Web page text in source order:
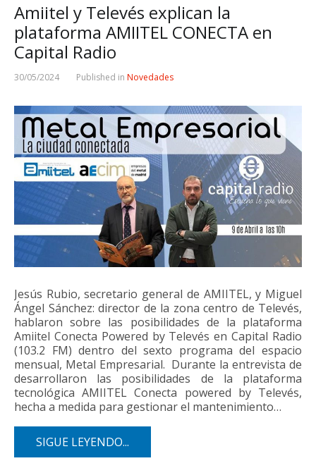
Amiitel y Televés explican la
plataforma AMIITEL CONECTA en
Capital Radio
30/05/2024 Published in Novedades
Jesús Rubio, secretario general de AMIITEL, y Miguel
Ángel Sánchez: director de la zona centro de Televés,
hablaron sobre las posibilidades de la plataforma
Amiitel Conecta Powered by Televés en Capital Radio
(103.2 FM) dentro del sexto programa del espacio
mensual, Metal Empresarial. Durante la entrevista de
desarrollaron las posibilidades de la plataforma
tecnológica AMIITEL Conecta powered by Televés,
hecha a medida para gestionar el mantenimiento…
SIGUE LEYENDO...